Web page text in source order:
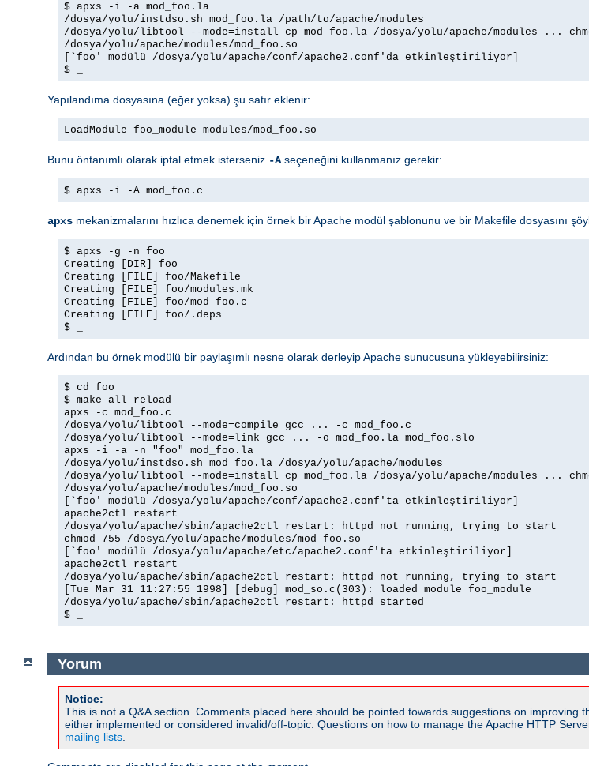
$ apxs -i -a mod_foo.la
/dosya/yolu/instdso.sh mod_foo.la /path/to/apache/modules
/dosya/yolu/libtool --mode=install cp mod_foo.la /dosya/yolu/apache/modules ...
/dosya/yolu/apache/modules/mod_foo.so
[`foo' modülü /dosya/yolu/apache/conf/apache2.conf'da etkinleştiriliyor]
$ _
Yapılandıma dosyasına (eğer yoksa) şu satır eklenir:
LoadModule foo_module modules/mod_foo.so
Bunu öntanımlı olarak iptal etmek isterseniz -Aseçeneğini kullanmanız gerekir:
$ apxs -i -A mod_foo.c
apxs mekanizmalarını hızlıca denemek için örnek bir Apache modül şablonunu ve bir Makefile dosyasını
$ apxs -g -n foo
Creating [DIR] foo
Creating [FILE] foo/Makefile
Creating [FILE] foo/modules.mk
Creating [FILE] foo/mod_foo.c
Creating [FILE] foo/.deps
$ _
Ardından bu örnek modülü bir paylaşımlı nesne olarak derleyip Apache sunucusuna yükleyebilirsiniz:
$ cd foo
$ make all reload
apxs -c mod_foo.c
/dosya/yolu/libtool --mode=compile gcc ... -c mod_foo.c
/dosya/yolu/libtool --mode=link gcc ... -o mod_foo.la mod_foo.slo
apxs -i -a -n "foo" mod_foo.la
/dosya/yolu/instdso.sh mod_foo.la /dosya/yolu/apache/modules
/dosya/yolu/libtool --mode=install cp mod_foo.la /dosya/yolu/apache/modules ...
/dosya/yolu/apache/modules/mod_foo.so
[`foo' modülü /dosya/yolu/apache/conf/apache2.conf'ta etkinleştiriliyor]
apache2ctl restart
/dosya/yolu/apache/sbin/apache2ctl restart: httpd not running, trying to start
chmod 755 /dosya/yolu/apache/modules/mod_foo.so
[`foo' modülü /dosya/yolu/apache/etc/apache2.conf'ta etkinleştiriliyor]
apache2ctl restart
/dosya/yolu/apache/sbin/apache2ctl restart: httpd not running, trying to start
[Tue Mar 31 11:27:55 1998] [debug] mod_so.c(303): loaded module foo_module
/dosya/yolu/apache/sbin/apache2ctl restart: httpd started
$ _
Yorum
Notice:
This is not a Q&A section. Comments placed here should be pointed towards suggestions on
either implemented or considered invalid/off-topic. Questions on how to manage the Apache HTTP
mailing lists.